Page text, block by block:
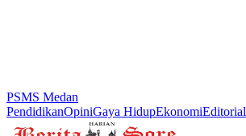
PSMS Medan
PendidikanOpiniGaya HidupEkonomiEditorial